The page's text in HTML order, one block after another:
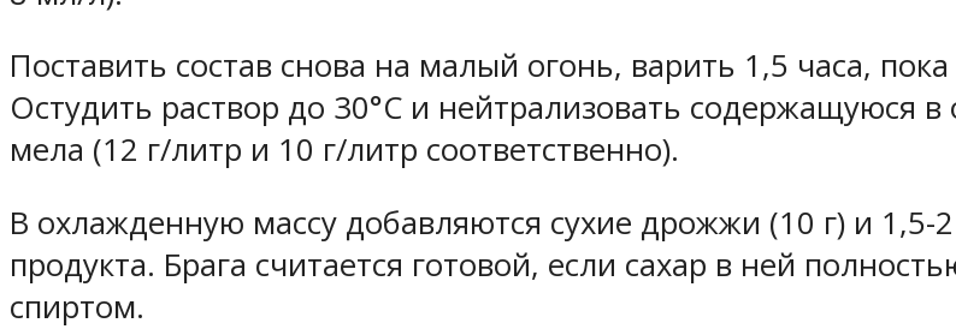
Поставить состав снова на малый огонь, варить 1,5 часа,
Остудить раствор до 30°С и нейтрализовать содержащуюся
мела (12 г/литр и 10 г/литр соответственно).
В охлажденную массу добавляются сухие дрожжи (10 г) и 1,5-
продукта. Брага считается готовой, если сахар в ней
спиртом.